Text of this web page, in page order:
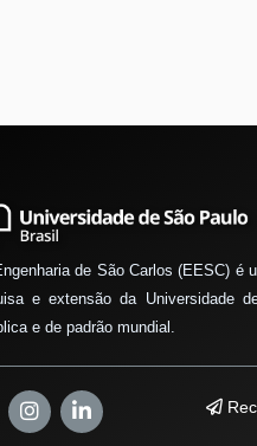
de São Carlos (EESC) é
e extensão da Universidade
e de padrão mundial.